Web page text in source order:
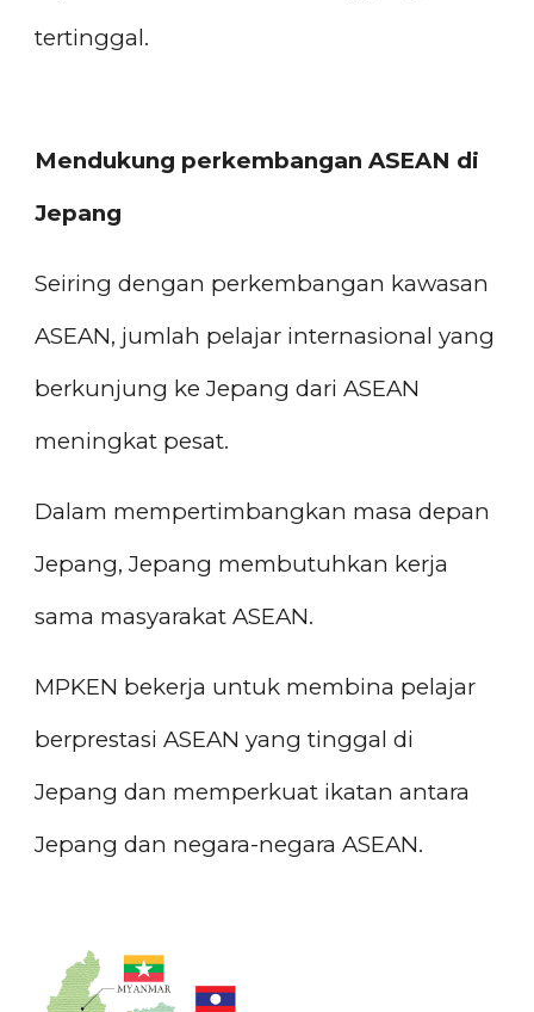
tertinggal.
Mendukung perkembangan ASEAN di
Jepang
Seiring dengan perkembangan kawasan
ASEAN, jumlah pelajar internasional yang
berkunjung ke Jepang dari ASEAN
meningkat pesat.
Dalam mempertimbangkan masa depan
Jepang, Jepang membutuhkan kerja
sama masyarakat ASEAN.
MPKEN bekerja untuk membina pelajar
berprestasi ASEAN yang tinggal di
Jepang dan memperkuat ikatan antara
Jepang dan negara-negara ASEAN.